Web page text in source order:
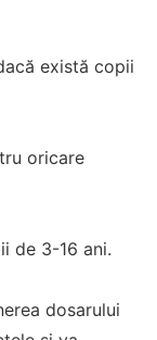
există copii
oricare
de 3-16 ani.
dosarului